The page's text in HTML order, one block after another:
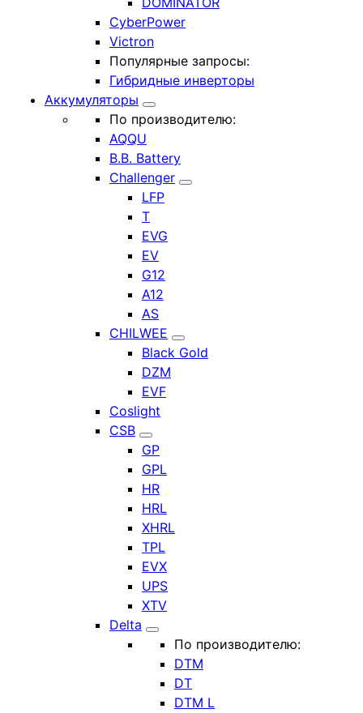
CyberPower
Victron
Популярные запросы:
Гибридные инверторы
Аккумуляторы
По производителю:
AQQU
B.B. Battery
Challenger
LFP
T
EVG
EV
G12
A12
AS
CHILWEE
Black Gold
DZM
EVF
Coslight
CSB
GP
GPL
HR
HRL
XHRL
TPL
EVX
UPS
XTV
Delta
По производителю:
DTM
DT
DTM L